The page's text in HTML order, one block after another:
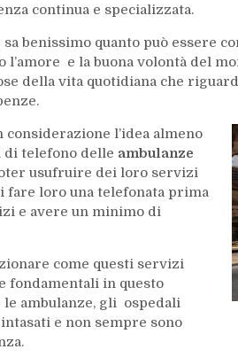
continua e specializzata.
sa benissimo quanto può essere
l’amore e la buona volontà del
della vita quotidiana che
l’idea almeno
telefono delle ambulanze
usufruire dei loro servizi
fare loro una telefonata prima
e avere un minimo di
come questi servizi
fondamentali in questo
ambulanze, gli ospedali
e non sempre sono